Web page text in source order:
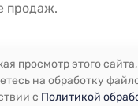
продаж.
просмотр этого
на обработку
с Политикой